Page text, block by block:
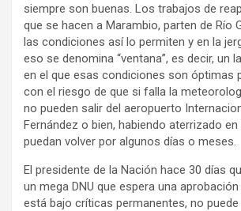
siempre son buenas. Los trabajos de
que se hacen a Marambio, parten de Río
las condiciones así lo permiten y en la
eso se denomina “ventana”, es decir, un
en el que esas condiciones son óptimas
con el riesgo de que si falla la
no pueden salir del aeropuerto
Fernández o bien, habiendo aterrizado
puedan volver por algunos días o meses.
El presidente de la Nación hace 30 días
un mega DNU que espera una
está bajo críticas permanentes, no